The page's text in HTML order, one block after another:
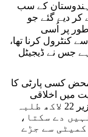
کے سب
کر دیے گئے جو
پر اُسی
کنٹرول کرنا تھا،
جس نے ڈیجیٹل
محض کسی پارٹی کا
میں اخلاقی
جوابدہی کا کم از کم معیار ہے۔ جب کوئی وزیر 22 لاکھ طلبہ
دے سکتا،
سے جڑے